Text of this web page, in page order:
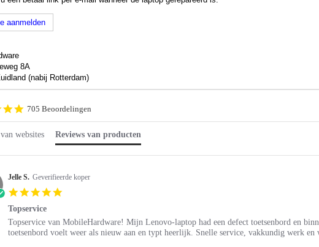
aanmelden
8A
(nabij Rotterdam)
4.9
705 Beoordelingen
van websites Reviews van producten
Jelle S. Geverifieerde koper
Topservice
Review
by
review
stating
Topservice van MobileHardware! Mijn Lenovo-laptop had een defect toetsenbord en
toetsenbord voelt weer als nieuw aan en typt heerlijk. Snelle service, vakkundig werk